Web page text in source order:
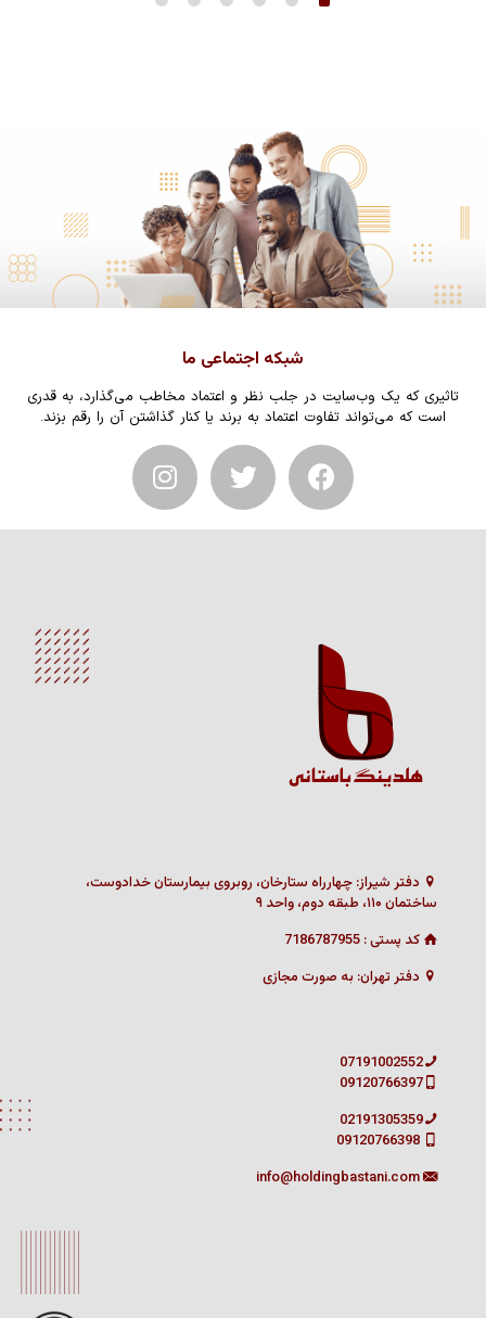
شبکه اجتماعی ما
تاثیری که یک وب‌سایت در جلب نظر و اعتماد مخاطب می‌گذارد، به قدری
است که می‌تواند تفاوت اعتماد به برند یا کنار گذاشتن آن را رقم بزند.
دفتر شیراز: چهارراه ستارخان، روبروی بیمارستان خدادوست،
ساختمان ۱۱۰، طبقه دوم، واحد ۹
کد پستی : 7186787955
دفتر تهران: به صورت مجازی
07191002552
09120766397
02191305359